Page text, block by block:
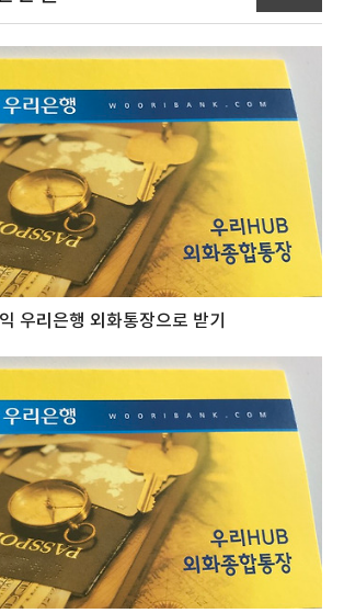
우리은행 외화통장으로 받기